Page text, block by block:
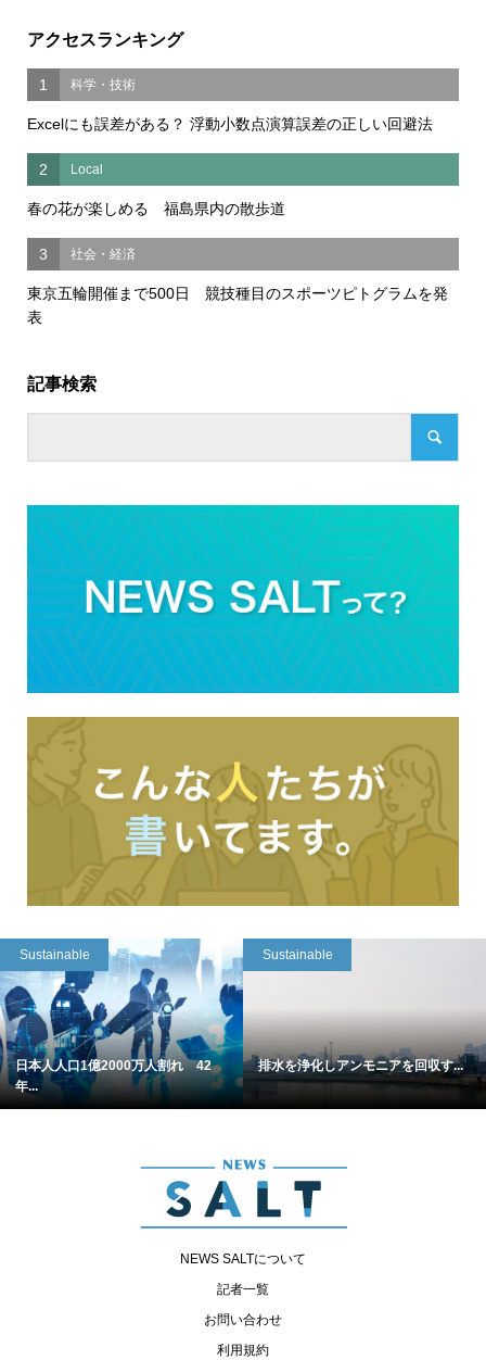
アクセスランキング
1 科学・技術
Excelにも誤差がある？ 浮動小数点演算誤差の正しい回避法
2 Local
春の花が楽しめる 福島県内の散歩道
3 社会・経済
東京五輪開催まで500日 競技種目のスポーツピトグラムを発
表
記事検索
Sustainable
日本人人口1億2000万人割れ 42
年...
Sustainable
排水を浄化しアンモニアを回収す...
NEWS SALTについて
記者一覧
お問い合わせ
利用規約